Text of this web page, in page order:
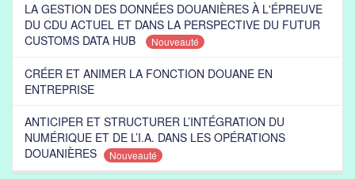
LA GESTION DES DONNÉES DOUANIÈRES À L'ÉPREUVE
DU CDU ACTUEL ET DANS LA PERSPECTIVE DU FUTUR
CUSTOMS DATA HUB
Nouveauté
CRÉER ET ANIMER LA FONCTION DOUANE EN
ENTREPRISE
ANTICIPER ET STRUCTURER L’INTÉGRATION DU
NUMÉRIQUE ET DE L’I.A. DANS LES OPÉRATIONS
DOUANIÈRES
Nouveauté